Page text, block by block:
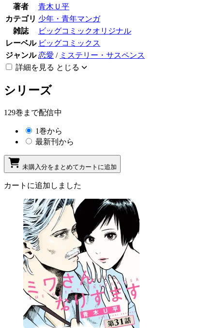
著者
青木Ｕ平
カテゴリ 少年・青年マンガ
雑誌
ビッグコミックオリジナル
レーベル ビッグコミックス
ジャンル 恋愛 / ミステリー・サスペンス
詳細を見る とじる
シリーズ
129巻まで配信中
1巻から
最新刊から
未購入分をまとめてカートに追加
カートに追加しました